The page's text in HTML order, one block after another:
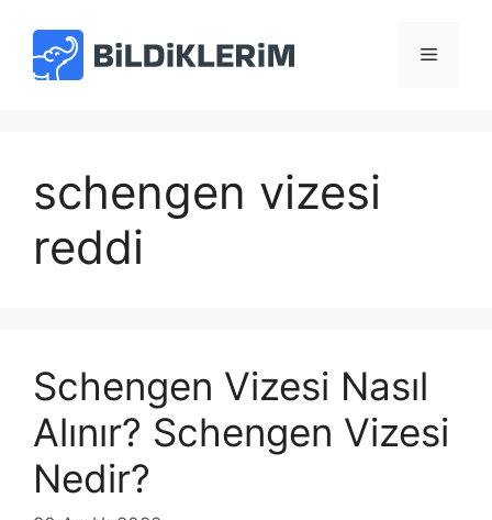
Menü
schengen vizesi
reddi
Schengen Vizesi Nasıl
Alınır? Schengen Vizesi
Nedir?